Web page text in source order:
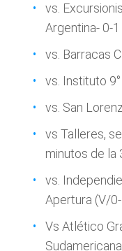
vs.
Argentina- 0-1
vs. Barracas
vs. Instituto
vs. San
vs Talleres,
minutos de la
vs.
Apertura (V/
Vs Atlético